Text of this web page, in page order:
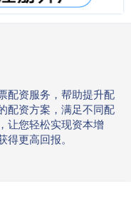
配资服务，帮助提升配
配资方案，满足不同配
让您轻松实现资本增
更高回报。